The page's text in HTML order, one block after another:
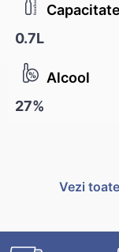
Capacitate
0.7L
Alcool
27%
Vezi